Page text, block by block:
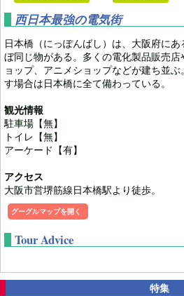
西日本最強の電気街
日本橋（にっぽんばし）は、大阪府に
ぼ同じ物がある。多くの電化製品販売
ョップ、アニメショップなどが建ち並
す場合は日本橋に全て備わっている。
観光情報
駐車場【無】
トイレ【無】
アーケード【有】
アクセス
大阪市営堺筋線日本橋駅より徒歩。
グーグルマップを開く
Tour Advice
特集